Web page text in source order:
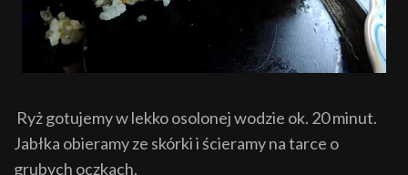
Ryż gotujemy w lekko osolonej wodzie ok. 20 minut.
Jabłka obieramy ze skórki i ścieramy na tarce o
grubych oczkach.